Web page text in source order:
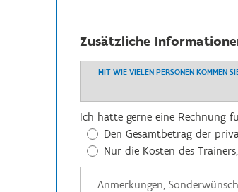
Zusätzliche
MIT WIE VIELEN PERSONEN KOMMEN
Ich hätte gerne eine Rechnung
Den Gesamtbetrag der
Nur die Kosten des